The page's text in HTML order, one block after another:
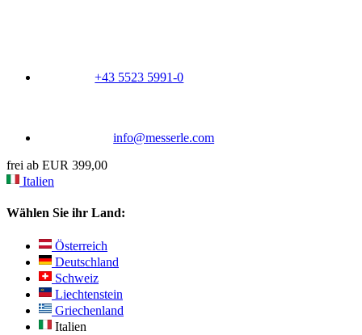
+43 5523 5991-0
info@messerle.com
frei ab EUR 399,00
Italien
Wählen Sie ihr Land:
Österreich
Deutschland
Schweiz
Liechtenstein
Griechenland
Italien